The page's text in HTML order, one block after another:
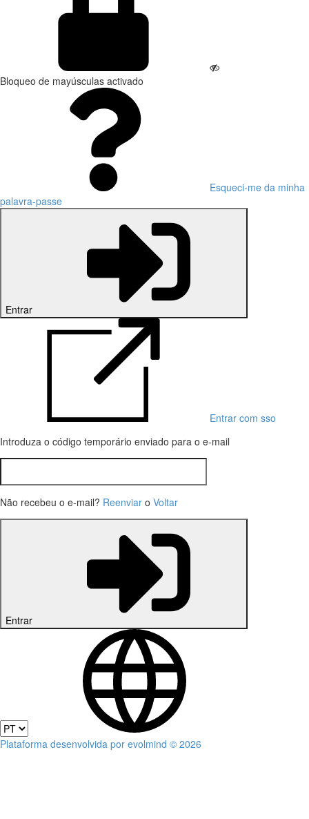
Bloqueo de mayúsculas activado
Esqueci-me da minha
palavra-passe
Entrar
Entrar com sso
Introduza o código temporário enviado para o e-mail
Não recebeu o e-mail? Reenviar o Voltar
Entrar
Plataforma desenvolvida por evolmind © 2026